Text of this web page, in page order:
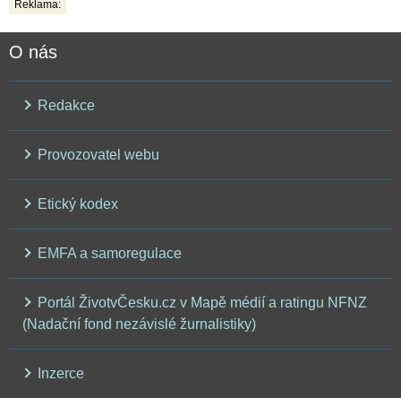
Reklama:
O nás
Redakce
Provozovatel webu
Etický kodex
EMFA a samoregulace
Portál ŽivotvČesku.cz v Mapě médií a ratingu NFNZ
(Nadační fond nezávislé žurnalistiky)
Inzerce